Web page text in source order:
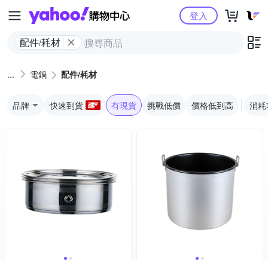
Yahoo購物中心
配件/耗材
登入
電鍋 配件/耗材
品牌 快速到貨 有現貨 挑戰低價 價格低到高 消